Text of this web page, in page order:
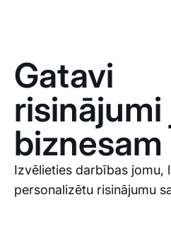
Gatavi
risinājumi
biznesam
Izvēlieties darbības jomu,
personalizētu risinājumu